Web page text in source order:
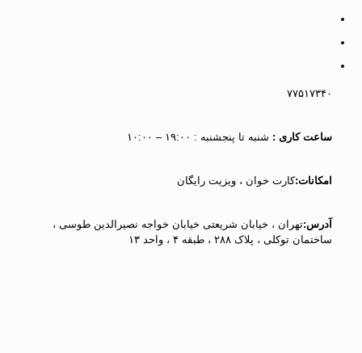
۷۷۵۱۷۳۴۰
ساعت کاری : شنبه تا پنجشنبه : ۱۹:۰۰ – ۱۰:۰۰
امکانات:کارت خوان ، ویزیت رایگان
آدرس:تهران ، خیابان شریعتی خیابان خواجه نصیرالدین طوسی ،
ساختمان توکلی ، پلاک ۲۸۸ ، طبقه ۴ ، واحد ۱۳